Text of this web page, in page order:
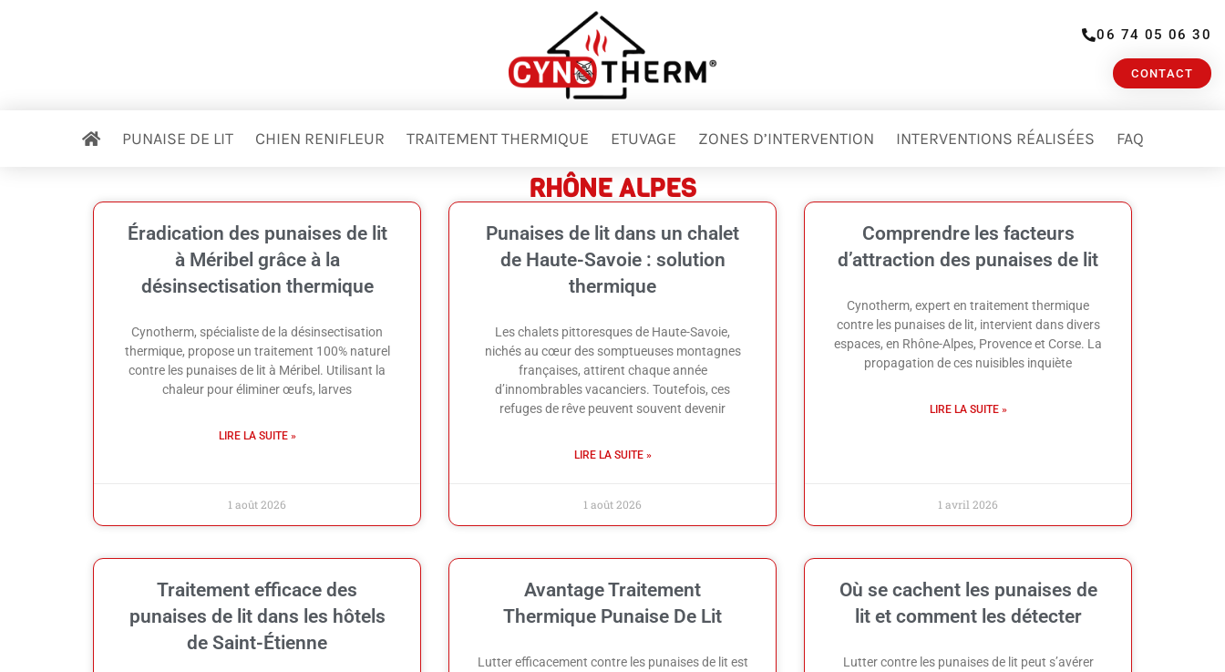
06 74 05 06 30
CONTACT
PUNAISE DE LIT CHIEN RENIFLEUR TRAITEMENT THERMIQUE ETUVAGE ZONES D’INTERVENTION INTERVENTIONS RÉALISÉES FAQ
RHÔNE ALPES
Éradication des punaises de lit
à Méribel grâce à la
désinsectisation thermique
Cynotherm, spécialiste de la désinsectisation
thermique, propose un traitement 100% naturel
contre les punaises de lit à Méribel. Utilisant la
chaleur pour éliminer œufs, larves
LIRE LA SUITE »
1 août 2026
Punaises de lit dans un chalet
de Haute-Savoie : solution
thermique
Les chalets pittoresques de Haute-Savoie,
nichés au cœur des somptueuses montagnes
françaises, attirent chaque année
d’innombrables vacanciers. Toutefois, ces
refuges de rêve peuvent souvent devenir
LIRE LA SUITE »
1 août 2026
Comprendre les facteurs
d’attraction des punaises de lit
Cynotherm, expert en traitement thermique
contre les punaises de lit, intervient dans divers
espaces, en Rhône-Alpes, Provence et Corse. La
propagation de ces nuisibles inquiète
LIRE LA SUITE »
1 avril 2026
Traitement efficace des
punaises de lit dans les hôtels
de Saint-Étienne
Avantage Traitement
Thermique Punaise De Lit
Lutter efficacement contre les punaises de lit est
Où se cachent les punaises de
lit et comment les détecter
Lutter contre les punaises de lit peut s’avérer